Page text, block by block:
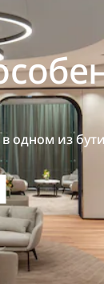
одном из